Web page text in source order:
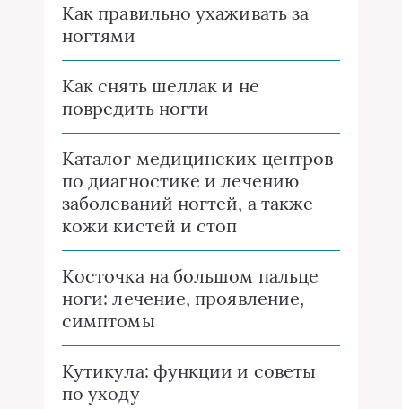
Как правильно ухаживать за
ногтями
Как снять шеллак и не
повредить ногти
Каталог медицинских центров
по диагностике и лечению
заболеваний ногтей, а также
кожи кистей и стоп
Косточка на большом пальце
ноги: лечение, проявление,
симптомы
Кутикула: функции и советы
по уходу